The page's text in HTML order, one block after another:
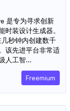
是专为寻求创新
装设计生成器。
秒钟内创建数千
该先进平台非常适
人工智...
Freemium